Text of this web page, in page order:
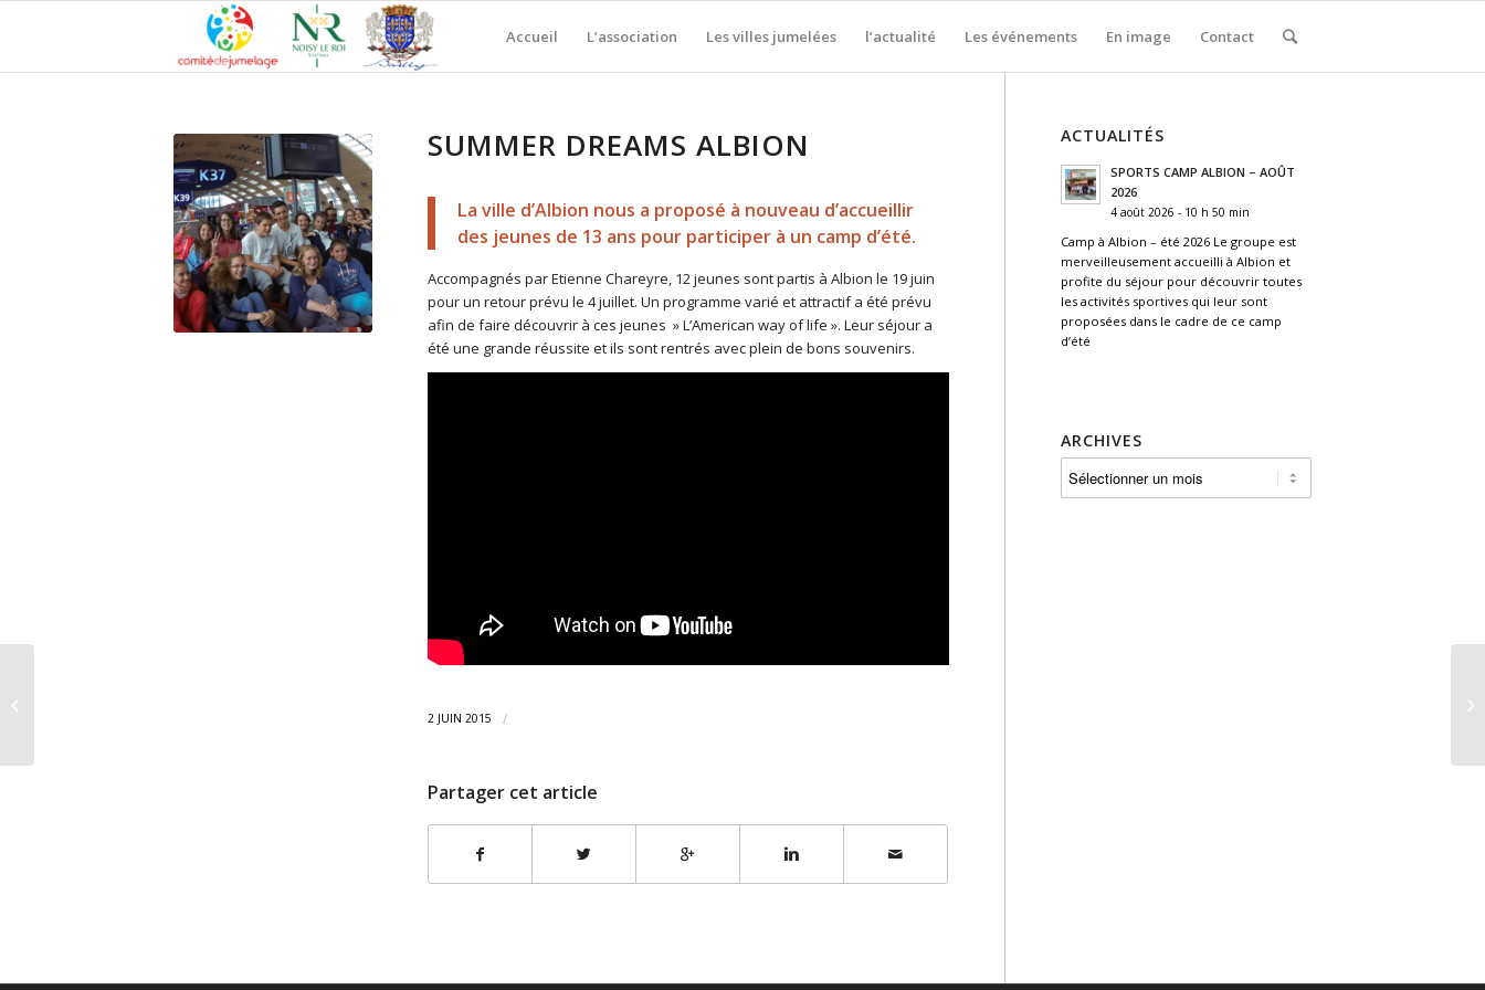
Accueil L’association Les villes jumelées l’actualité Les événements En image Contact
SUMMER DREAMS ALBION
La ville d’Albion nous a proposé à nouveau d’accueillir
des jeunes de 13 ans pour participer à un camp d’été.
Accompagnés par Etienne Chareyre, 12 jeunes sont partis à Albion le 19 juin
pour un retour prévu le 4 juillet. Un programme varié et attractif a été prévu
afin de faire découvrir à ces jeunes » L’American way of life ». Leur séjour a
été une grande réussite et ils sont rentrés avec plein de bons souvenirs.
2 JUIN 2015 /
Partager cet article
ACTUALITÉS
SPORTS CAMP ALBION – AOÛT
2026
4 août 2026 - 10 h 50 min
Camp à Albion – été 2026 Le groupe est
merveilleusement accueilli à Albion et
profite du séjour pour découvrir toutes
les activités sportives qui leur sont
proposées dans le cadre de ce camp
d’été
ARCHIVES